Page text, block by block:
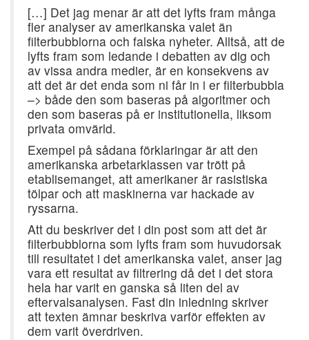
[…] Det jag menar är att det lyfts fram många
fler analyser av amerikanska valet än
filterbubblorna och falska nyheter. Alltså, att de
lyfts fram som ledande i debatten av dig och
av vissa andra medier, är en konsekvens av
att det är det enda som ni får in i er filterbubbla
–> både den som baseras på algoritmer och
den som baseras på er institutionella, liksom
privata omvärld.
Exempel på sådana förklaringar är att den
amerikanska arbetarklassen var trött på
etablisemanget, att amerikaner är rasistiska
tölpar och att maskinerna var hackade av
ryssarna.
Att du beskriver det i din post som att det är
filterbubblorna som lyfts fram som huvudorsak
till resultatet i det amerikanska valet, anser jag
vara ett resultat av filtrering då det i det stora
hela har varit en ganska så liten del av
eftervalsanalysen. Fast din inledning skriver
att texten ämnar beskriva varför effekten av
dem varit överdriven.